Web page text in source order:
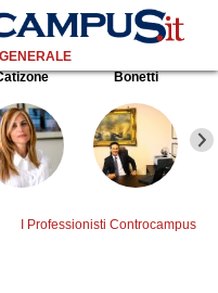
Bonetti
I Professionisti Controcampus